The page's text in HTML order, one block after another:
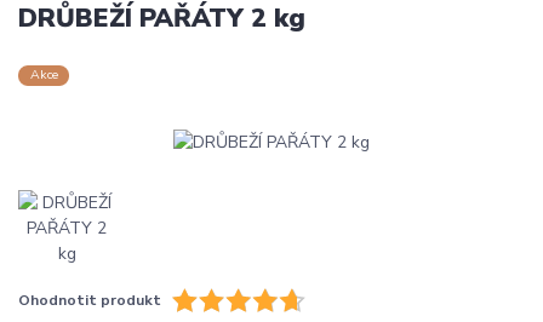
DRŮBEŽÍ PAŘÁTY 2 kg
Akce
Ohodnotit produkt